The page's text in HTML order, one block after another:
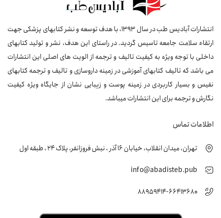
انتشارات آبادیس طب در سال 1393، با هدف توسعه و نشر کتابهای پزشکی جهت
ارتقاء سلامت جامعه تاسیس گردید. در راستای این هدف، نشر و تولید کتابهای
داخلی با توجه ویژه به کیفیت تالیف و ترجمه از الویت های اصلی این انتشارات
می باشد که تالیف کتابهای آموزشی در زمینه داروسازی و تالیف و ترجمه کتابهای
نفیس و بسیار کاربردی در زمینه پوست و زیبایی نشان از جایگاه ویژه کیفیت
نگارش و ترجمه برای این انتشارات میباشد.
اطلاعات تماس
تهران، میدان انقلاب، خیابان 16 آذر ، نبش فروزانفر، پلاک 24 ، طبقه اول
info@abadisteb.pub
88959414-66413680